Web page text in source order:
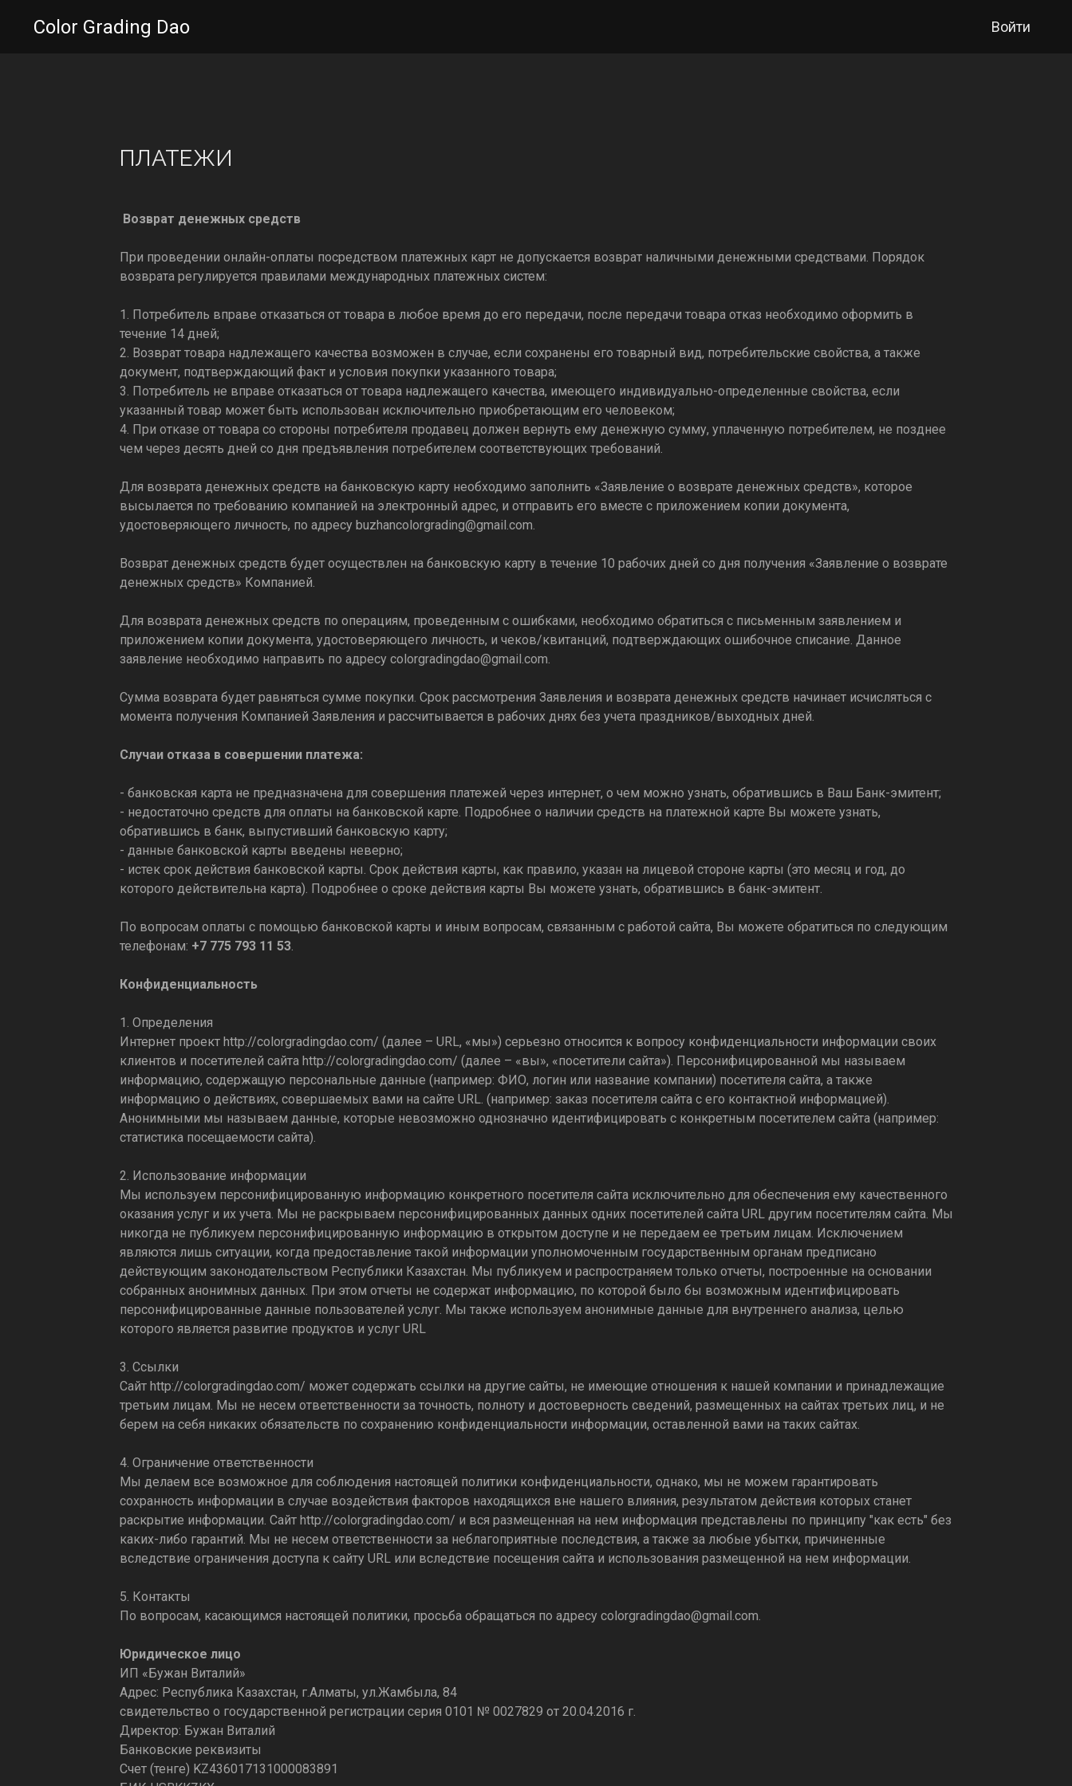
Color Grading Dao Войти
ПЛАТЕЖИ
Возврат денежных средств
При проведении онлайн-оплаты посредством платежных карт не допускается возврат наличными денежными средствами. Порядок
возврата регулируется правилами международных платежных систем:
1. Потребитель вправе отказаться от товара в любое время до его передачи, после передачи товара отказ необходимо оформить в
течение 14 дней;
2. Возврат товара надлежащего качества возможен в случае, если сохранены его товарный вид, потребительские свойства, а также
документ, подтверждающий факт и условия покупки указанного товара;
3. Потребитель не вправе отказаться от товара надлежащего качества, имеющего индивидуально-определенные свойства, если
указанный товар может быть использован исключительно приобретающим его человеком;
4. При отказе от товара со стороны потребителя продавец должен вернуть ему денежную сумму, уплаченную потребителем, не позднее
чем через десять дней со дня предъявления потребителем соответствующих требований.
Для возврата денежных средств на банковскую карту необходимо заполнить «Заявление о возврате денежных средств», которое
высылается по требованию компанией на электронный адрес, и отправить его вместе с приложением копии документа,
удостоверяющего личность, по адресу buzhancolorgrading@gmail.com.
Возврат денежных средств будет осуществлен на банковскую карту в течение 10 рабочих дней со дня получения «Заявление о возврате
денежных средств» Компанией.
Для возврата денежных средств по операциям, проведенным с ошибками, необходимо обратиться с письменным заявлением и
приложением копии документа, удостоверяющего личность, и чеков/квитанций, подтверждающих ошибочное списание. Данное
заявление необходимо направить по адресу colorgradingdao@gmail.com.
Сумма возврата будет равняться сумме покупки. Срок рассмотрения Заявления и возврата денежных средств начинает исчисляться с
момента получения Компанией Заявления и рассчитывается в рабочих днях без учета праздников/выходных дней.
Случаи отказа в совершении платежа:
- банковская карта не предназначена для совершения платежей через интернет, о чем можно узнать, обратившись в Ваш Банк-эмитент;
- недостаточно средств для оплаты на банковской карте. Подробнее о наличии средств на платежной карте Вы можете узнать,
обратившись в банк, выпустивший банковскую карту;
- данные банковской карты введены неверно;
- истек срок действия банковской карты. Срок действия карты, как правило, указан на лицевой стороне карты (это месяц и год, до
которого действительна карта). Подробнее о сроке действия карты Вы можете узнать, обратившись в банк-эмитент.
По вопросам оплаты с помощью банковской карты и иным вопросам, связанным с работой сайта, Вы можете обратиться по следующим
телефонам: +7 775 793 11 53.
Конфиденциальность
1. Определения
Интернет проект http://colorgradingdao.com/ (далее – URL, «мы») серьезно относится к вопросу конфиденциальности информации своих
клиентов и посетителей сайта http://colorgradingdao.com/ (далее – «вы», «посетители сайта»). Персонифицированной мы называем
информацию, содержащую персональные данные (например: ФИО, логин или название компании) посетителя сайта, а также
информацию о действиях, совершаемых вами на сайте URL. (например: заказ посетителя сайта с его контактной информацией).
Анонимными мы называем данные, которые невозможно однозначно идентифицировать с конкретным посетителем сайта (например:
статистика посещаемости сайта).
2. Использование информации
Мы используем персонифицированную информацию конкретного посетителя сайта исключительно для обеспечения ему качественного
оказания услуг и их учета. Мы не раскрываем персонифицированных данных одних посетителей сайта URL другим посетителям сайта. Мы
никогда не публикуем персонифицированную информацию в открытом доступе и не передаем ее третьим лицам. Исключением
являются лишь ситуации, когда предоставление такой информации уполномоченным государственным органам предписано
действующим законодательством Республики Казахстан. Мы публикуем и распространяем только отчеты, построенные на основании
собранных анонимных данных. При этом отчеты не содержат информацию, по которой было бы возможным идентифицировать
персонифицированные данные пользователей услуг. Мы также используем анонимные данные для внутреннего анализа, целью
которого является развитие продуктов и услуг URL
3. Ссылки
Сайт http://colorgradingdao.com/ может содержать ссылки на другие сайты, не имеющие отношения к нашей компании и принадлежащие
третьим лицам. Мы не несем ответственности за точность, полноту и достоверность сведений, размещенных на сайтах третьих лиц, и не
берем на себя никаких обязательств по сохранению конфиденциальности информации, оставленной вами на таких сайтах.
4. Ограничение ответственности
Мы делаем все возможное для соблюдения настоящей политики конфиденциальности, однако, мы не можем гарантировать
сохранность информации в случае воздействия факторов находящихся вне нашего влияния, результатом действия которых станет
раскрытие информации. Сайт http://colorgradingdao.com/ и вся размещенная на нем информация представлены по принципу "как есть" без
каких-либо гарантий. Мы не несем ответственности за неблагоприятные последствия, а также за любые убытки, причиненные
вследствие ограничения доступа к сайту URL или вследствие посещения сайта и использования размещенной на нем информации.
5. Контакты
По вопросам, касающимся настоящей политики, просьба обращаться по адресу colorgradingdao@gmail.com.
Юридическое лицо
ИП «Бужан Виталий»
Адрес: Республика Казахстан, г.Алматы, ул.Жамбыла, 84
свидетельство о государственной регистрации серия 0101 № 0027829 от 20.04.2016 г.
Директор: Бужан Виталий
Банковские реквизиты
Счет (тенге) KZ436017131000083891